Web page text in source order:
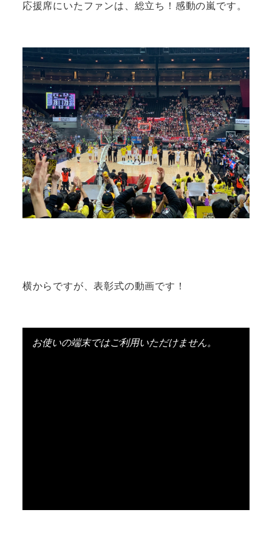
応援席にいたファンは、総立ち！感動の嵐です。
横からですが、表彰式の動画です！